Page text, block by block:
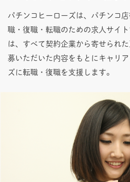
パチンコヒーローズは、パチンコ
職・復職・転職のための求人サイ
は、すべて契約企業から寄せられ
募いただいた内容をもとにキャリ
ズに転職・復職を支援します。